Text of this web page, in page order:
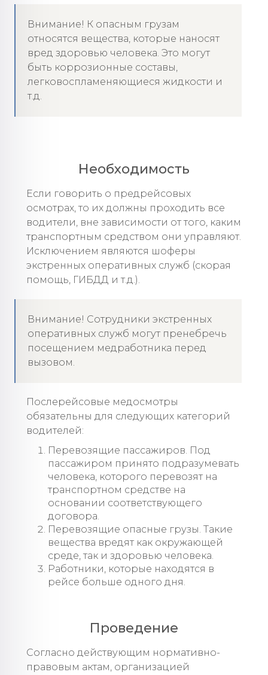
Внимание! К опасным грузам
относятся вещества, которые наносят
вред здоровью человека. Это могут
быть коррозионные составы,
легковоспламеняющиеся жидкости и
т.д.
Необходимость
Если говорить о предрейсовых
осмотрах, то их должны проходить все
водители, вне зависимости от того, каким
транспортным средством они управляют.
Исключением являются шоферы
экстренных оперативных служб (скорая
помощь, ГИБДД и т.д.).
Внимание! Сотрудники экстренных
оперативных служб могут пренебречь
посещением медработника перед
вызовом.
Послерейсовые медосмотры
обязательны для следующих категорий
водителей:
Перевозящие пассажиров. Под
пассажиром принято подразумевать
человека, которого перевозят на
транспортном средстве на
основании соответствующего
договора.
Перевозящие опасные грузы. Такие
вещества вредят как окружающей
среде, так и здоровью человека.
Работники, которые находятся в
рейсе больше одного дня.
Проведение
Согласно действующим нормативно-
правовым актам, организацией